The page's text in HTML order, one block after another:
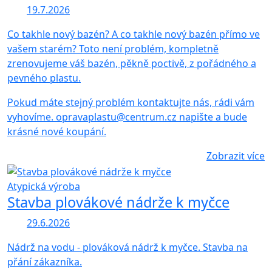
19.7.2026
Co takhle nový bazén? A co takhle nový bazén přímo ve
vašem starém? Toto není problém, kompletně
zrenovujeme váš bazén, pěkně poctivě, z pořádného a
pevného plastu.
Pokud máte stejný problém kontaktujte nás, rádi vám
vyhovíme. opravaplastu@centrum.cz napište a bude
krásné nové koupání.
Zobrazit více
Atypická výroba
Stavba plovákové nádrže k myčce
29.6.2026
Nádrž na vodu - plováková nádrž k myčce. Stavba na
přání zákazníka.